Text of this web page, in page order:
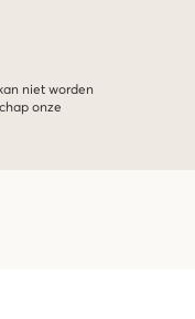
niet worden
onze